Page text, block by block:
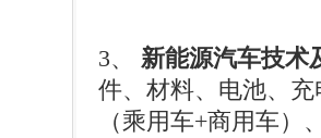
3、 新能源汽车技术
件、材料、电池、
（乘用车+商用车）